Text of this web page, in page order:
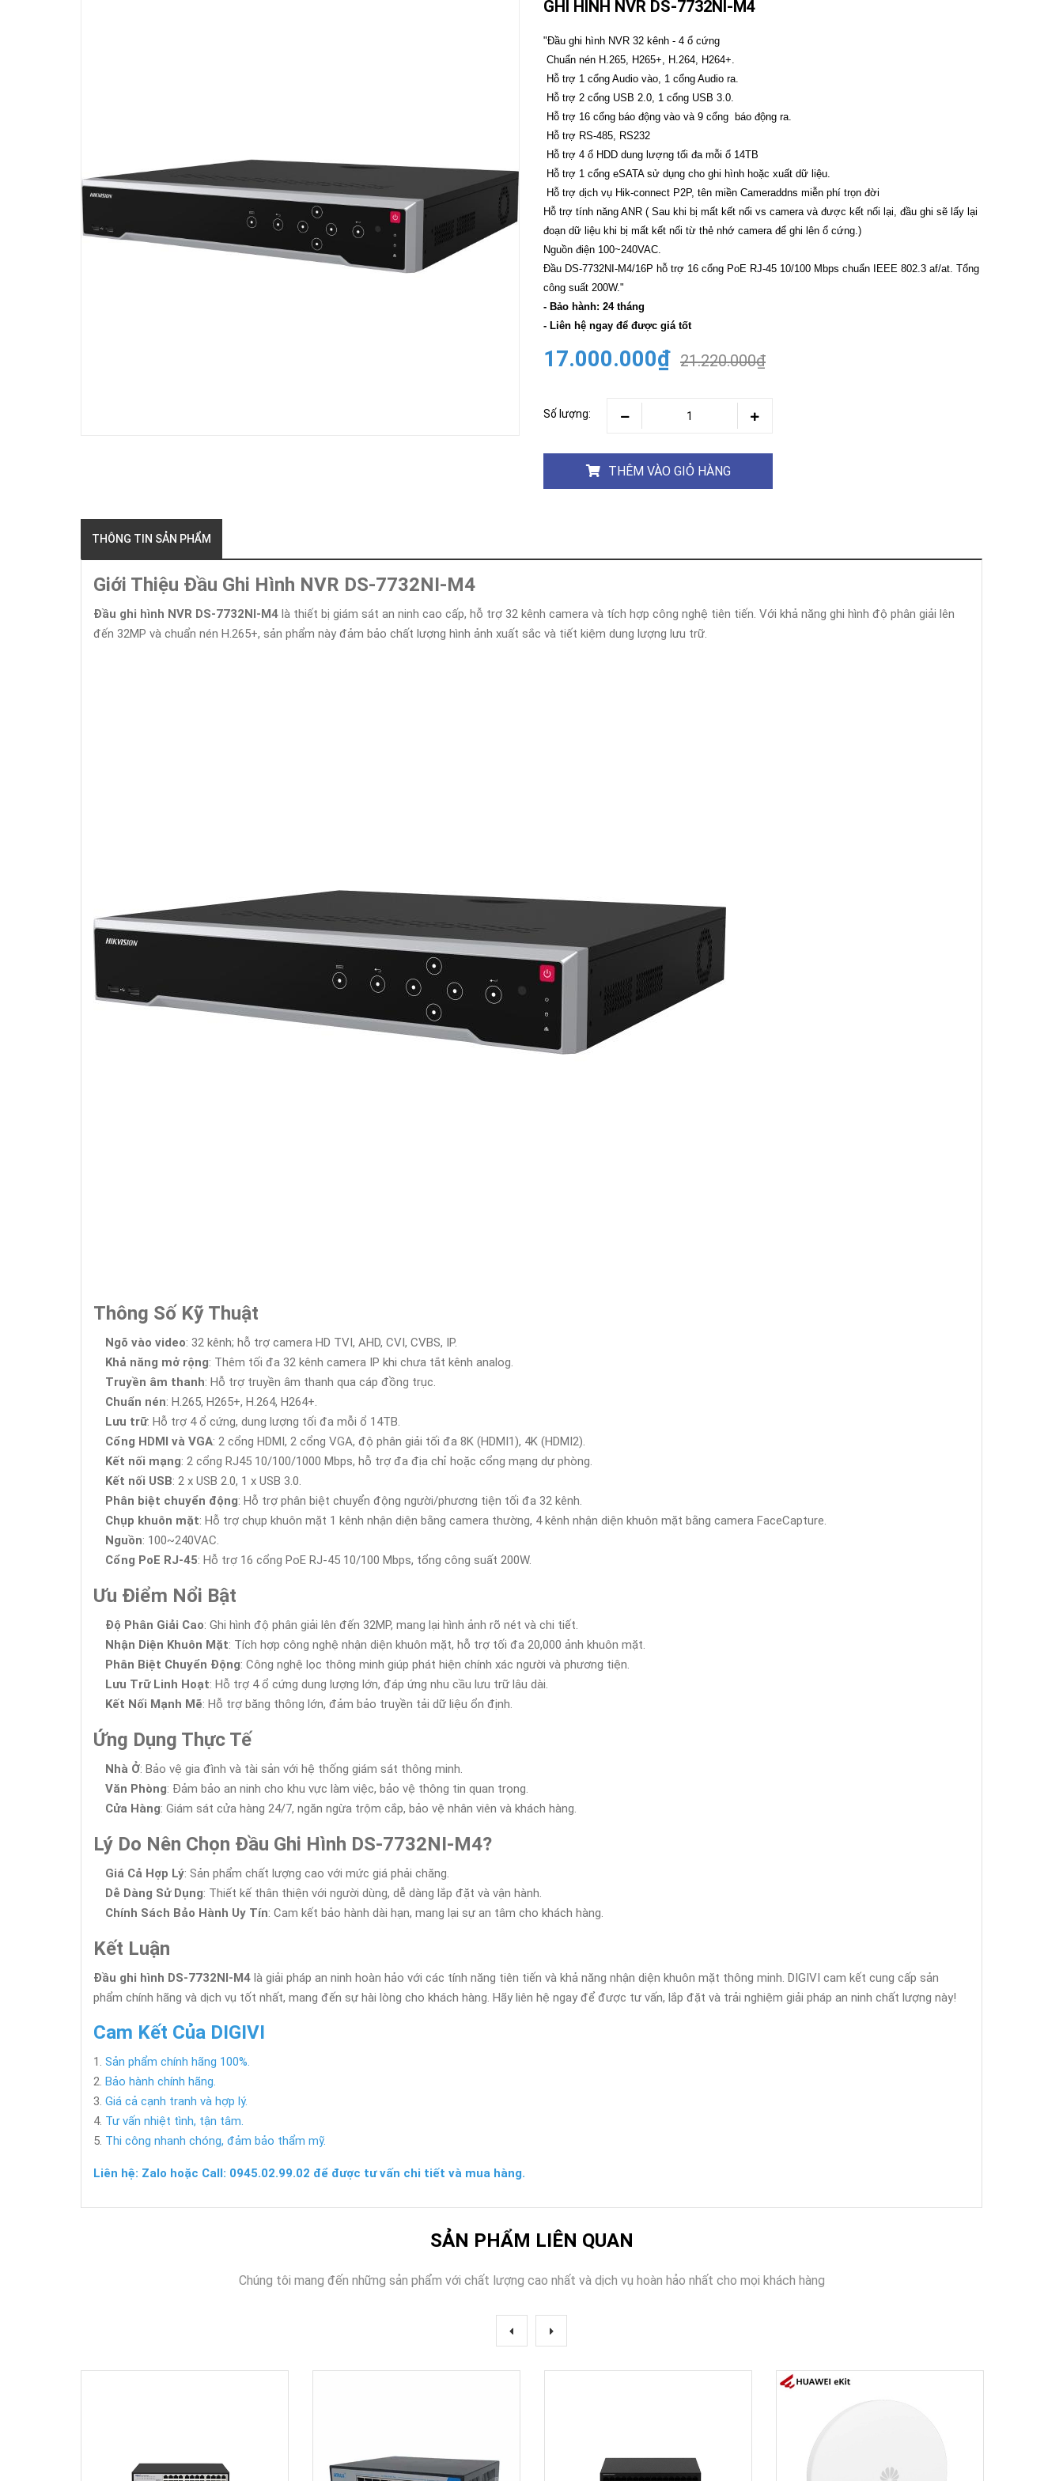
ĐỘNG
Camera
Hikvision
Camera
Tiandy
THIẾT
HỌP
TRỰC
TUYẾN
Maxhub
Màn
hình
MAXHUB
M27
THIẾT
MINH
HOMEGY
Khóa
BỊ
MINH
GHI HÌNH NVR DS-7732NI-M4
"Đầu ghi hình NVR 32 kênh - 4 ổ cứng
Chuẩn nén H.265, H265+, H.264, H264+.
Hỗ trợ 1 cổng Audio vào, 1 cổng Audio ra.
Hỗ trợ 2 cổng USB 2.0, 1 cổng USB 3.0.
Hỗ trợ 16 cổng báo động vào và 9 cổng báo động ra.
Hỗ trợ RS-485, RS232
Hỗ trợ 4 ổ HDD dung lượng tối đa mỗi ổ 14TB
Hỗ trợ 1 cổng eSATA sử dụng cho ghi hình hoặc xuất dữ liệu.
Hỗ trợ dịch vụ Hik-connect P2P, tên miền Cameraddns miễn phí trọn đời
Hỗ trợ tính năng ANR ( Sau khi bị mất kết nối vs camera và được kết nối lại, đầu ghi sẽ lấy lại
đoạn dữ liệu khi bị mất kết nối từ thẻ nhớ camera để ghi lên ổ cứng.)
Nguồn điện 100~240VAC.
Đầu DS-7732NI-M4/16P hỗ trợ 16 cổng PoE RJ-45 10/100 Mbps chuẩn IEEE 802.3 af/at. Tổng
công suất 200W."
- Bảo hành: 24 tháng
- Liên hệ ngay để được giá tốt
17.000.000₫ 21.220.000₫
Số lượng:
THÊM VÀO GIỎ HÀNG
THÔNG TIN SẢN PHẨM
Giới Thiệu Đầu Ghi Hình NVR DS-7732NI-M4
Đầu ghi hình NVR DS-7732NI-M4 là thiết bị giám sát an ninh cao cấp, hỗ trợ 32 kênh camera và tích hợp công nghệ tiên tiến. Với khả năng ghi hình độ phân giải lên
đến 32MP và chuẩn nén H.265+, sản phẩm này đảm bảo chất lượng hình ảnh xuất sắc và tiết kiệm dung lượng lưu trữ.
Thông Số Kỹ Thuật
Ngõ vào video: 32 kênh; hỗ trợ camera HD TVI, AHD, CVI, CVBS, IP.
Khả năng mở rộng: Thêm tối đa 32 kênh camera IP khi chưa tắt kênh analog.
Truyền âm thanh: Hỗ trợ truyền âm thanh qua cáp đồng trục.
Chuẩn nén: H.265, H265+, H.264, H264+.
Lưu trữ: Hỗ trợ 4 ổ cứng, dung lượng tối đa mỗi ổ 14TB.
Cổng HDMI và VGA: 2 cổng HDMI, 2 cổng VGA, độ phân giải tối đa 8K (HDMI1), 4K (HDMI2).
Kết nối mạng: 2 cổng RJ45 10/100/1000 Mbps, hỗ trợ đa địa chỉ hoặc cổng mạng dự phòng.
Kết nối USB: 2 x USB 2.0, 1 x USB 3.0.
Phân biệt chuyển động: Hỗ trợ phân biệt chuyển động người/phương tiện tối đa 32 kênh.
Chụp khuôn mặt: Hỗ trợ chụp khuôn mặt 1 kênh nhận diện bằng camera thường, 4 kênh nhận diện khuôn mặt bằng camera FaceCapture.
Nguồn: 100~240VAC.
Cổng PoE RJ-45: Hỗ trợ 16 cổng PoE RJ-45 10/100 Mbps, tổng công suất 200W.
Ưu Điểm Nổi Bật
Độ Phân Giải Cao: Ghi hình độ phân giải lên đến 32MP, mang lại hình ảnh rõ nét và chi tiết.
Nhận Diện Khuôn Mặt: Tích hợp công nghệ nhận diện khuôn mặt, hỗ trợ tối đa 20,000 ảnh khuôn mặt.
Phân Biệt Chuyển Động: Công nghệ lọc thông minh giúp phát hiện chính xác người và phương tiện.
Lưu Trữ Linh Hoạt: Hỗ trợ 4 ổ cứng dung lượng lớn, đáp ứng nhu cầu lưu trữ lâu dài.
Kết Nối Mạnh Mẽ: Hỗ trợ băng thông lớn, đảm bảo truyền tải dữ liệu ổn định.
Ứng Dụng Thực Tế
Nhà Ở: Bảo vệ gia đình và tài sản với hệ thống giám sát thông minh.
Văn Phòng: Đảm bảo an ninh cho khu vực làm việc, bảo vệ thông tin quan trọng.
Cửa Hàng: Giám sát cửa hàng 24/7, ngăn ngừa trộm cắp, bảo vệ nhân viên và khách hàng.
Lý Do Nên Chọn Đầu Ghi Hình DS-7732NI-M4?
Giá Cả Hợp Lý: Sản phẩm chất lượng cao với mức giá phải chăng.
Dễ Dàng Sử Dụng: Thiết kế thân thiện với người dùng, dễ dàng lắp đặt và vận hành.
Chính Sách Bảo Hành Uy Tín: Cam kết bảo hành dài hạn, mang lại sự an tâm cho khách hàng.
Kết Luận
Đầu ghi hình DS-7732NI-M4 là giải pháp an ninh hoàn hảo với các tính năng tiên tiến và khả năng nhận diện khuôn mặt thông minh. DIGIVI cam kết cung cấp sản
phẩm chính hãng và dịch vụ tốt nhất, mang đến sự hài lòng cho khách hàng. Hãy liên hệ ngay để được tư vấn, lắp đặt và trải nghiệm giải pháp an ninh chất lượng này!
Cam Kết Của DIGIVI
Sản phẩm chính hãng 100%.
Bảo hành chính hãng.
Giá cả cạnh tranh và hợp lý.
Tư vấn nhiệt tình, tận tâm.
Thi công nhanh chóng, đảm bảo thẩm mỹ.
Liên hệ: Zalo hoặc Call: 0945.02.99.02 để được tư vấn chi tiết và mua hàng.
SẢN PHẨM LIÊN QUAN
Chúng tôi mang đến những sản phẩm với chất lượng cao nhất và dịch vụ hoàn hảo nhất cho mọi khách hàng